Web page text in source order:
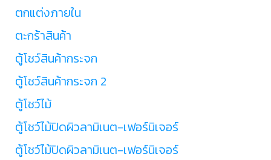
ตกแต่งภายใน
ตะกร้าสินค้า
ตู้โชว์สินค้ากระจก
ตู้โชว์สินค้ากระจก 2
ตู้โชว์ไม้
ตู้โชว์ไม้ปิดผิวลามิเนต-เฟอร์นิเจอร์
ตู้โชว์ไม้ปิดผิวลามิเนต-เฟอร์นิเจอร์